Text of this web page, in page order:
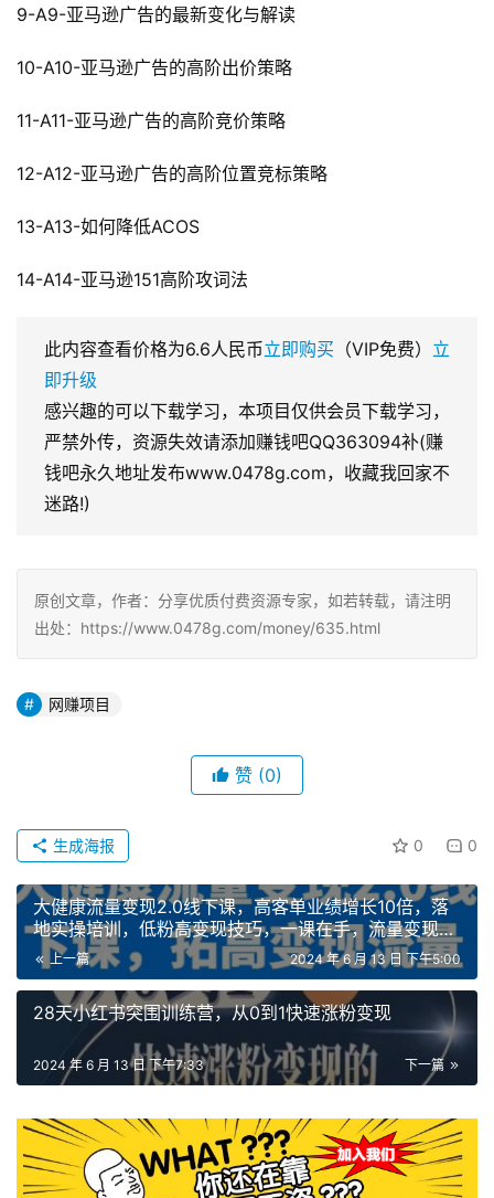
9-A9-亚马逊广告的最新变化与解读
10-A10-亚马逊广告的高阶出价策略
11-A11-亚马逊广告的高阶竞价策略
12-A12-亚马逊广告的高阶位置竞标策略
13-A13-如何降低ACOS
14-A14-亚马逊151高阶攻词法
此内容查看价格为6.6人民币立即购买 （VIP免费） 立
即升级
感兴趣的可以下载学习，本项目仅供会员下载学习，
严禁外传，资源失效请添加赚钱吧QQ363094补(赚
钱吧永久地址发布www.0478g.com，收藏我回家不
迷路!)
原创文章，作者：分享优质付费资源专家，如若转载，请注明
出处：https://www.0478g.com/money/635.html
网赚项目
赞 (0)
0 0
生成海报
大健康流量变现2.0线下课，高客单业绩增长10倍，落
地实操培训，低粉高变现技巧，一课在手，流量变现无
忧！
上一篇 2024 年 6 月 13 日 下午5:00
28天小红书突围训练营，从0到1快速涨粉变现
下一篇
2024 年 6 月 13 日 下午7:33